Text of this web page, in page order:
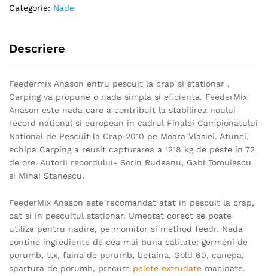
Categorie: Nade
Descriere
Feedermix Anason entru pescuit la crap si stationar ,
Carping va propune o nada simpla si eficienta. FeederMix
Anason este nada care a contribuit la stabilirea noului
record national si european in cadrul Finalei Campionatului
National de Pescuit la Crap 2010 pe Moara Vlasiei. Atunci,
echipa Carping a reusit capturarea a 1218 kg de peste in 72
de ore. Autorii recordului- Sorin Rudeanu, Gabi Tomulescu
si Mihai Stanescu.
FeederMix Anason este recomandat atat in pescuit la crap,
cat si in pescuitul stationar. Umectat corect se poate
utiliza pentru nadire, pe momitor si method feedr. Nada
contine ingrediente de cea mai buna calitate: germeni de
porumb, ttx, faina de porumb, betaina, Gold 60, canepa,
spartura de porumb, precum pelete extrudate macinate.